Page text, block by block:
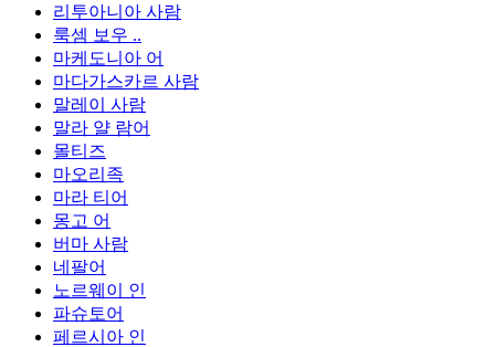
리투아니아 사람
룩셈 보우 ..
마케도니아 어
마다가스카르 사람
말레이 사람
말라 얄 람어
몰티즈
마오리족
마라 티어
몽고 어
버마 사람
네팔어
노르웨이 인
파슈토어
페르시아 인